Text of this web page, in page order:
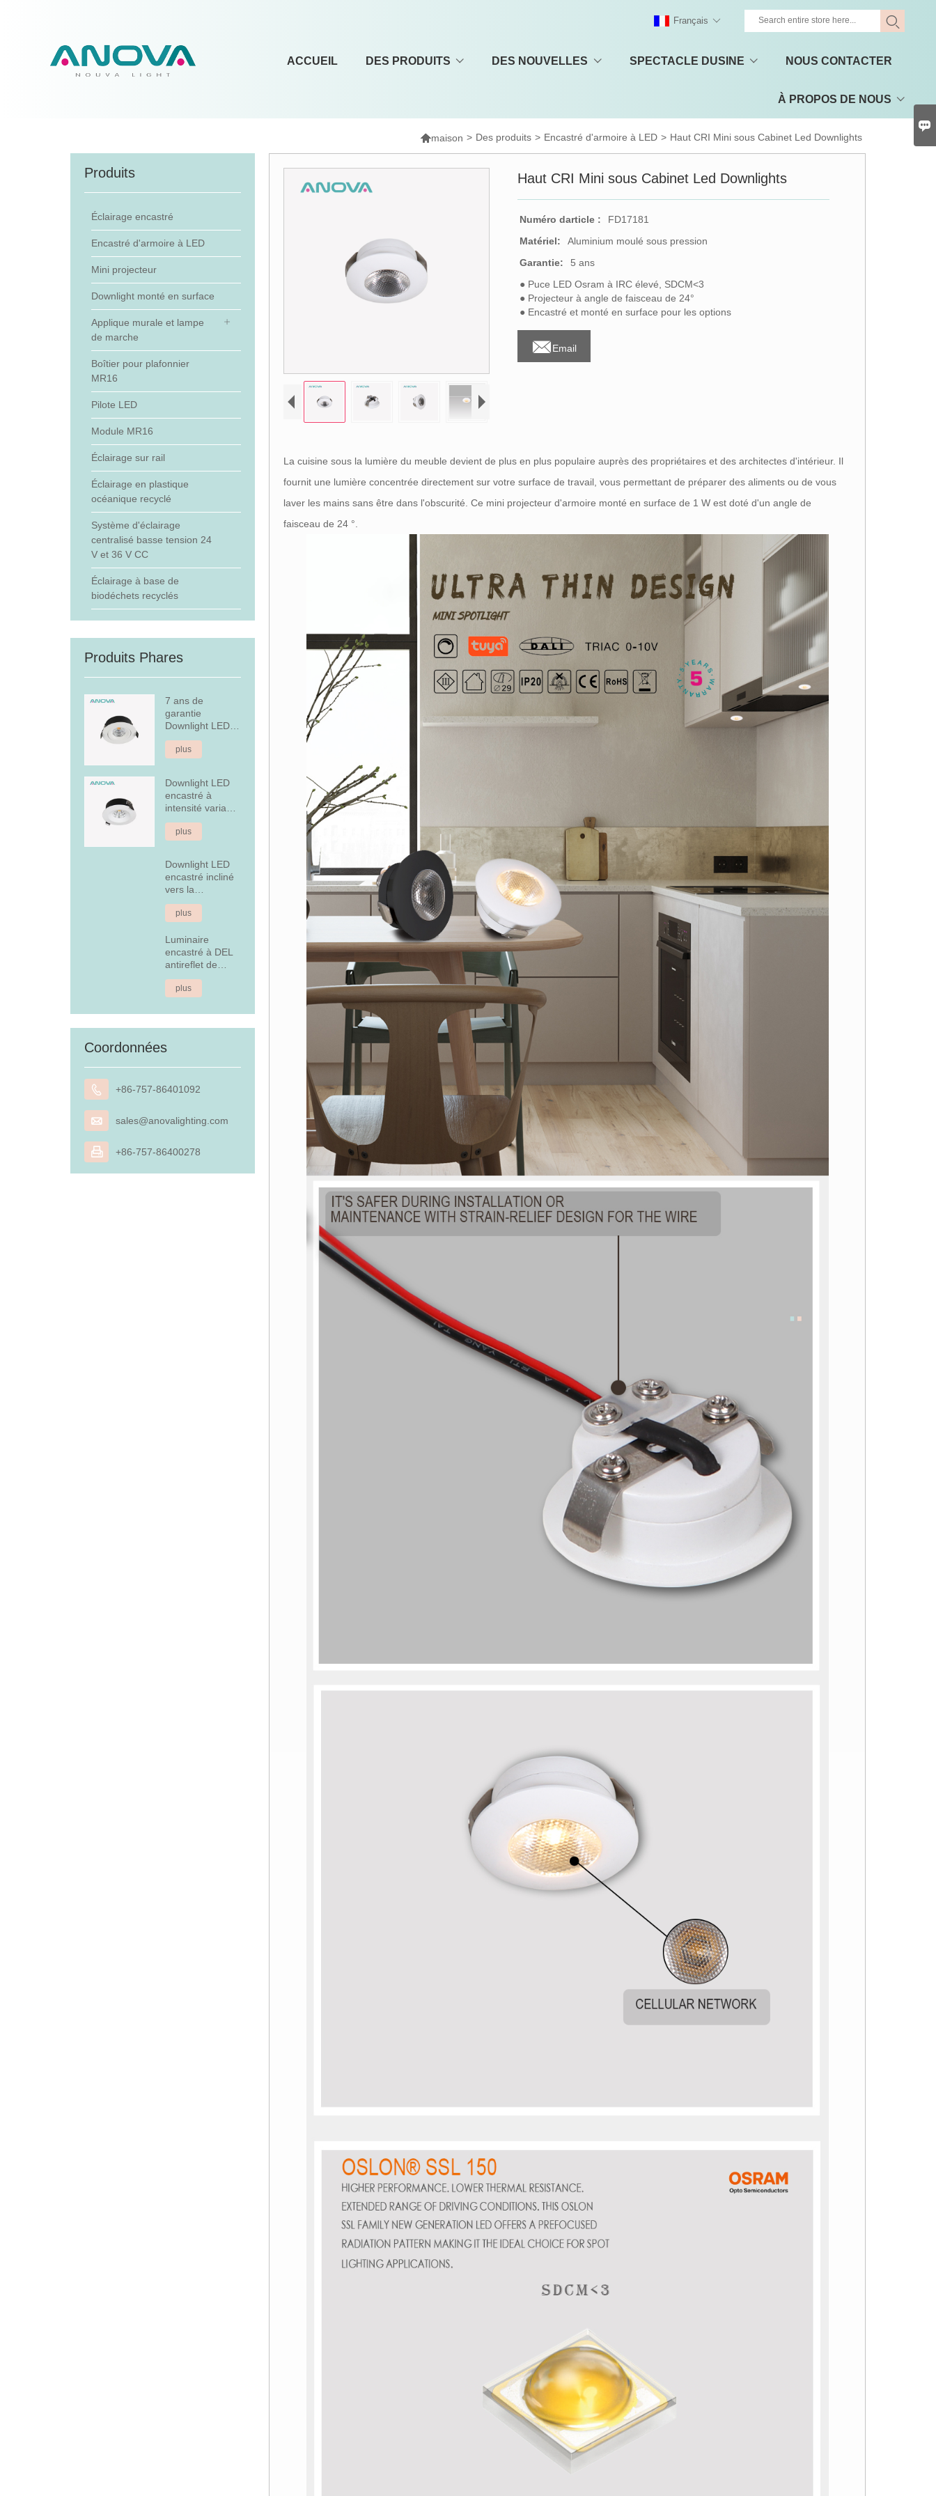
ACCUEIL DES PRODUITS DES NOUVELLES SPECTACLE DUSINE NOUS CONTACTER
À PROPOS DE NOUS
Français
maison > Des produits > Encastré d'armoire à LED > Haut CRI Mini sous Cabinet Led Downlights
Produits
Éclairage encastré
Encastré d'armoire à LED
Mini projecteur
Downlight monté en surface
Applique murale et lampe
de marche
Boîtier pour plafonnier
MR16
Pilote LED
Module MR16
Éclairage sur rail
Éclairage en plastique
océanique recyclé
Système d'éclairage
centralisé basse tension 24
V et 36 V CC
Éclairage à base de
biodéchets recyclés
Produits Phares
7 ans de
garantie
Downlight LED
encastré à
intensité variable
plus
Downlight LED
encastré à
intensité variable
en aluminium
fixe de 7 W
plus
Downlight LED
encastré incliné
vers la
couverture
arrière
plus
Luminaire
encastré à DEL
antireflet de
4,5 W
plus
Coordonnées
 +86-757-86401092
 sales@anovalighting.com
 +86-757-86400278
Haut CRI Mini sous Cabinet Led Downlights
Numéro darticle :
FD17181
Matériel:
Aluminium moulé sous pression
Garantie:
5 ans
● Puce LED Osram à IRC élevé, SDCM<3
● Projecteur à angle de faisceau de 24°
● Encastré et monté en surface pour les options
Email
La cuisine sous la lumière du meuble devient de plus en plus populaire auprès des propriétaires et des architectes d'intérieur. Il
fournit une lumière concentrée directement sur votre surface de travail, vous permettant de préparer des aliments ou de vous
laver les mains sans être dans l'obscurité. Ce mini projecteur d'armoire monté en surface de 1 W est doté d'un angle de
faisceau de 24 °.
